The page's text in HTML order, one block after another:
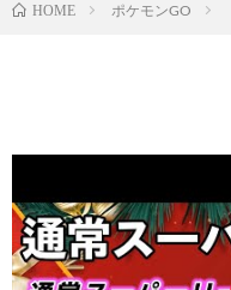
HOME ポケモンGO